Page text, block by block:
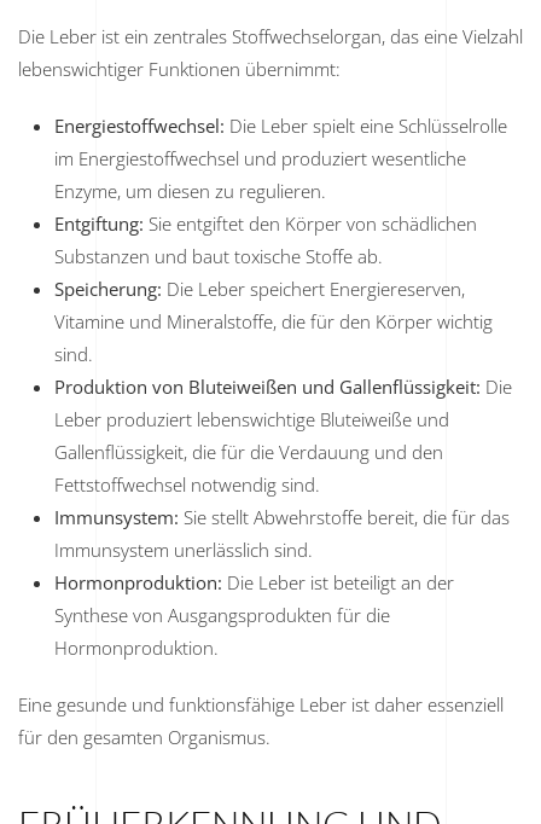
Die Leber ist ein zentrales Stoffwechselorgan, das eine Vielzahl
lebenswichtiger Funktionen übernimmt:
Energiestoffwechsel: Die Leber spielt eine Schlüsselrolle
im Energiestoffwechsel und produziert wesentliche
Enzyme, um diesen zu regulieren.
Entgiftung: Sie entgiftet den Körper von schädlichen
Substanzen und baut toxische Stoffe ab.
Speicherung: Die Leber speichert Energiereserven,
Vitamine und Mineralstoffe, die für den Körper wichtig
sind.
Produktion von Bluteiweißen und Gallenflüssigkeit: Die
Leber produziert lebenswichtige Bluteiweiße und
Gallenflüssigkeit, die für die Verdauung und den
Fettstoffwechsel notwendig sind.
Immunsystem: Sie stellt Abwehrstoffe bereit, die für das
Immunsystem unerlässlich sind.
Hormonproduktion: Die Leber ist beteiligt an der
Synthese von Ausgangsprodukten für die
Hormonproduktion.
Eine gesunde und funktionsfähige Leber ist daher essenziell
für den gesamten Organismus.